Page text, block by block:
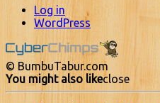
Log in
WordPress
© BumbuTabur.com
You might also likeclose